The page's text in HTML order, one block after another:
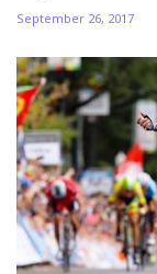
September 26, 2017